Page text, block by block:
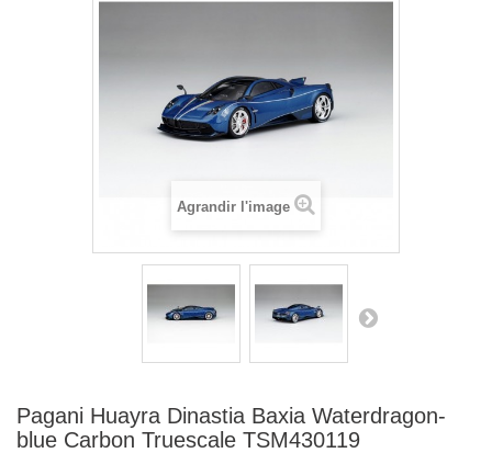
Agrandir l'image
Pagani Huayra Dinastia Baxia Waterdragon-
blue Carbon Truescale TSM430119